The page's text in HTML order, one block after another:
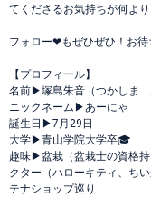
てくださるお気持ちが何よ
フォロー❤︎もぜひぜひ！お待
【プロフィール】
名前▶︎塚島朱音（つかしま
ニックネーム▶︎あーにゃ
誕生日▶︎7月29日
大学▶︎青山学院大学卒🎓
趣味▶︎盆栽（盆栽士の資格
クター（ハローキティ、ち
テナショップ巡り